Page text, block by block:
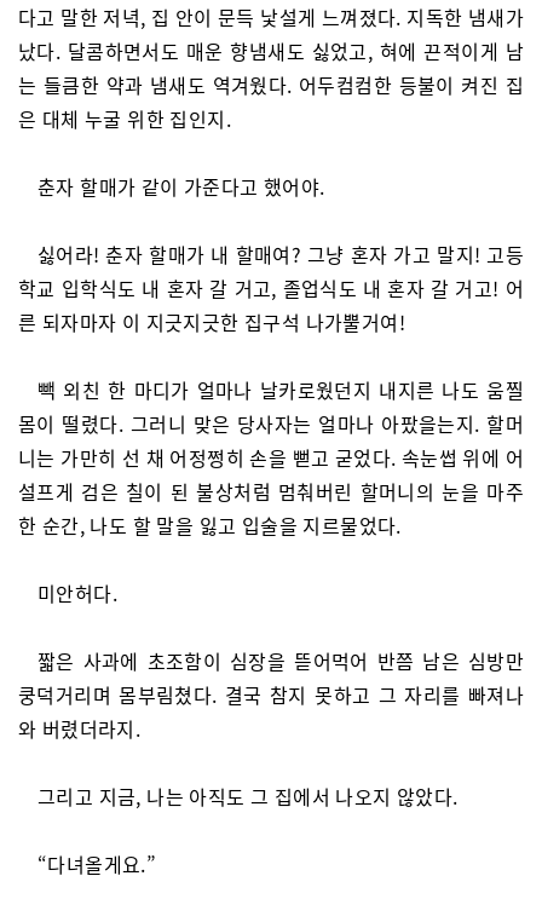
다고 말한 저녁, 집 안이 문득 낯설게 느껴졌다. 지독한 냄새가
났다. 달콤하면서도 매운 향냄새도 싫었고, 혀에 끈적이게 남
는 들큼한 약과 냄새도 역겨웠다. 어두컴컴한 등불이 켜진 집
은 대체 누굴 위한 집인지.
춘자 할매가 같이 가준다고 했어야.
싫어라! 춘자 할매가 내 할매여? 그냥 혼자 가고 말지! 고등
학교 입학식도 내 혼자 갈 거고, 졸업식도 내 혼자 갈 거고! 어
른 되자마자 이 지긋지긋한 집구석 나가뿔거여!
빽 외친 한 마디가 얼마나 날카로웠던지 내지른 나도 움찔
몸이 떨렸다. 그러니 맞은 당사자는 얼마나 아팠을는지. 할머
니는 가만히 선 채 어정쩡히 손을 뻗고 굳었다. 속눈썹 위에 어
설프게 검은 칠이 된 불상처럼 멈춰버린 할머니의 눈을 마주
한 순간, 나도 할 말을 잃고 입술을 지르물었다.
미안허다.
짧은 사과에 초조함이 심장을 뜯어먹어 반쯤 남은 심방만
쿵덕거리며 몸부림쳤다. 결국 참지 못하고 그 자리를 빠져나
와 버렸더라지.
그리고 지금, 나는 아직도 그 집에서 나오지 않았다.
“다녀올게요.”